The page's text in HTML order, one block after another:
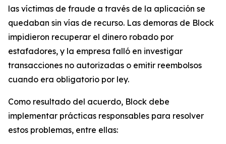
las víctimas de fraude a través de la aplicación se
quedaban sin vías de recurso. Las demoras de Block
impidieron recuperar el dinero robado por
estafadores, y la empresa falló en investigar
transacciones no autorizadas o emitir reembolsos
cuando era obligatorio por ley.
Como resultado del acuerdo, Block debe
implementar prácticas responsables para resolver
estos problemas, entre ellas: